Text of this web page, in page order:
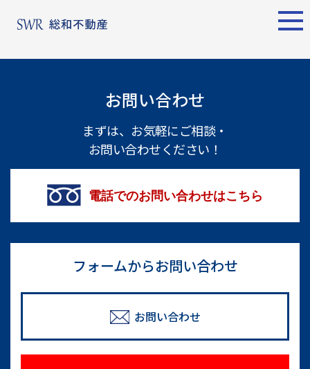
名古屋エリア
物件検索
物件一覧
物件検索
エリア別
名古屋エリア
不動産売却
について
購入希望者
情報一覧
東京エリア
不動産売却
情報一覧
売却サポート
シーンごとの売却
売り方のメリット・デメ
売却実績
戸建てを高く売るための
ポイント
土地を高く売るためのポ
イント
マンションを高く売るた
めのポイント
お問い合わせ
まずは、お気軽にご相談・
お問い合わせください！
電話でのお問い合わせはこちら
フォームからお問い合わせ
お問い合わせ